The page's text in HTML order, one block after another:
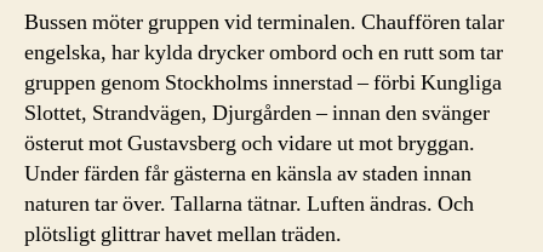
Bussen möter gruppen vid terminalen. Chauffören talar
engelska, har kylda drycker ombord och en rutt som tar
gruppen genom Stockholms innerstad – förbi Kungliga
Slottet, Strandvägen, Djurgården – innan den svänger
österut mot Gustavsberg och vidare ut mot bryggan.
Under färden får gästerna en känsla av staden innan
naturen tar över. Tallarna tätnar. Luften ändras. Och
plötsligt glittrar havet mellan träden.